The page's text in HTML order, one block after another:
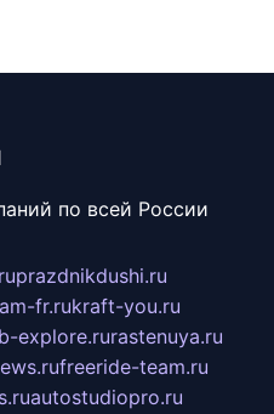
по всей России
prazdnikdushi.ru
fr.rukraft-you.ru
explore.rurastenuya.ru
freeride-team.ru
autostudiopro.ru